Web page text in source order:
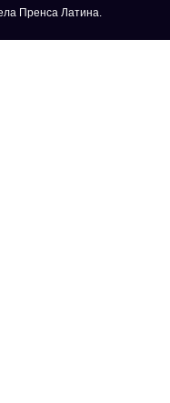
Пренса Латина.